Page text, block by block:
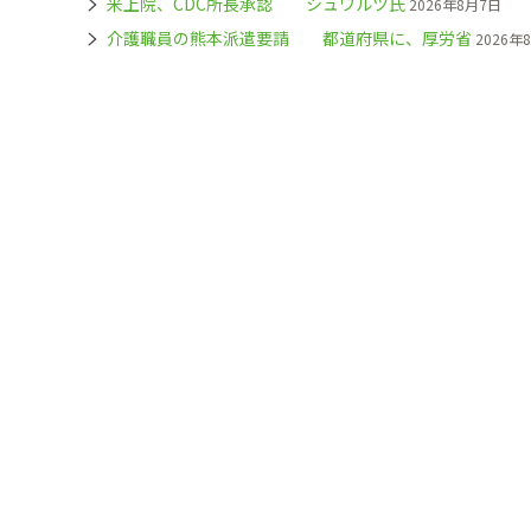
介護職員の熊本派遣要請 都道府県に、厚労省 2026年